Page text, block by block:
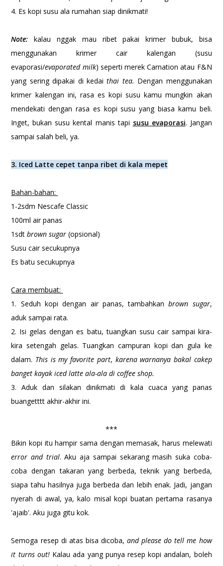
4. Es kopi susu ala rumahan siap dinikmati!
Note:kalau nggak mau ribet pakai krimer bubuk, bisa
menggunakan krimer cair kalengan (susu
evaporasi/evaporated milk) seperti merek Carnation atau F&N
yang sering dipakai di kedaithai tea. Dengan menggunakan
krimer kalengan ini, rasa es kopi susu kamu mungkin akan
mendekati dengan rasa es kopi susu yang biasa kamu beli.
Inget, bukan susu kental manis tapi susu evaporasi. Jangan
sampai salah beli, ya.
3. Iced Latte cepet tanpa ribet di kala mepet
Bahan-bahan:
1-2sdm Nescafe Classic
100ml air panas
1sdtbrown sugar(opsional)
Susu cair secukupnya
Es batu secukupnya
Cara membuat:
1. Seduh kopi dengan air panas, tambahkanbrown sugar,
aduk sampai rata.
2. Isi gelas dengan es batu, tuangkan susu cair sampai kira-
kira setengah gelas. Tuangkan campuran kopi dan gula ke
dalam. This is my favorite part, karena warnanya bakal cakep
banget kayak iced latte ala-ala di coffee shop.
3. Aduk dan silakan dinikmati di kala cuaca yang panas
buangetttt akhir-akhir ini.
***
Bikin kopi itu hampir sama dengan memasak, harus melewati
error and trial. Aku aja sampai sekarang masih suka coba-
coba dengan takaran yang berbeda, teknik yang berbeda,
siapa tahu hasilnya juga berbeda dan lebih enak. Jadi, jangan
nyerah di awal, ya, kalo misal kopi buatan pertama rasanya
'ajaib'. Aku juga gitu kok.
Semoga resep di atas bisa dicoba,and please do tell me how
it turns out! Kalau ada yang punya resep kopi andalan, boleh